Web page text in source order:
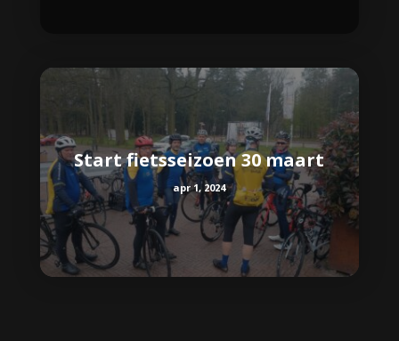
Start fietsseizoen 30 maart
apr 1, 2024